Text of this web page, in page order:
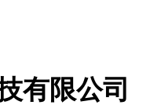
有限公司